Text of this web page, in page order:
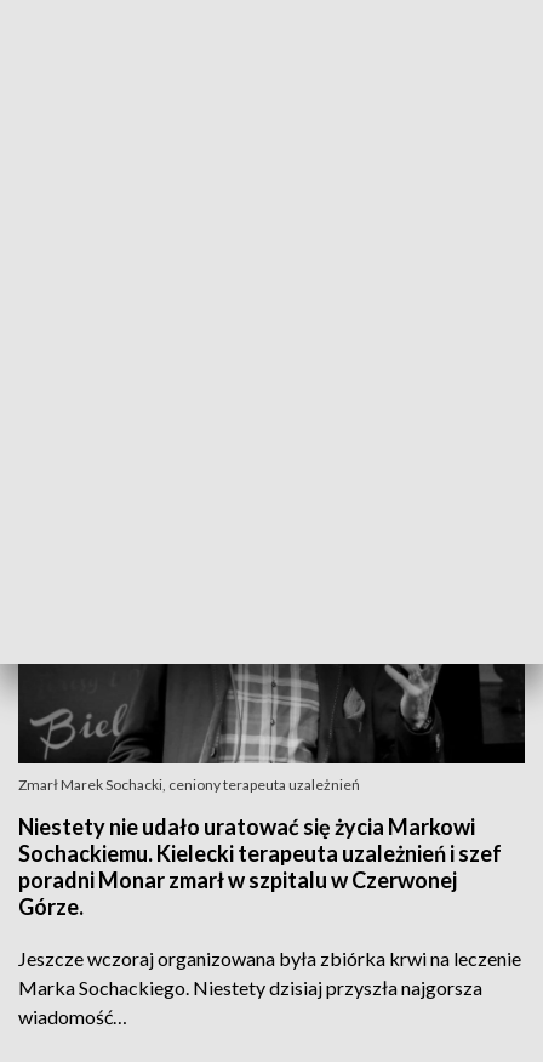
Zmarł Marek Sochacki, ceniony terapeuta uzależnień
Niestety nie udało uratować się życia Markowi
Sochackiemu. Kielecki terapeuta uzależnień i szef
poradni Monar zmarł w szpitalu w Czerwonej
Górze.
Jeszcze wczoraj organizowana była zbiórka krwi na leczenie
Marka Sochackiego. Niestety dzisiaj przyszła najgorsza
wiadomość…